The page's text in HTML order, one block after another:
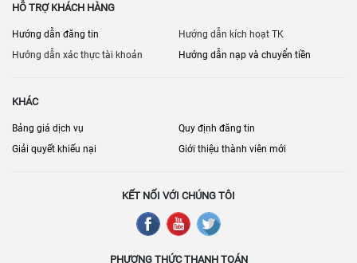
HỖ TRỢ KHÁCH HÀNG
Hướng dẫn đăng tin
Hướng dẫn kích hoạt TK
Hướng dẫn xác thực tài khoản
Hướng dẫn nạp và chuyển tiền
KHÁC
Bảng giá dịch vụ
Quy định đăng tin
Giải quyết khiếu nại
Giới thiệu thành viên mới
KẾT NỐI VỚI CHÚNG TÔI
PHƯƠNG THỨC THANH TOÁN